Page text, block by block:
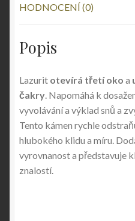
HODNOCENÍ (0)
Popis
Lazurit otevírá třetí oko a
čakry. Napomáhá k
vyvolávání a výklad snů a
Tento kámen rychle
hlubokého klidu a míru.
vyrovnanost a představuje
znalostí.